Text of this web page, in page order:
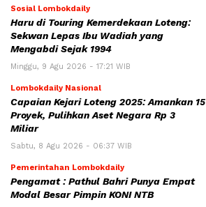
Sosial Lombokdaily
Haru di Touring Kemerdekaan Loteng:
Sekwan Lepas Ibu Wadiah yang
Mengabdi Sejak 1994
Minggu, 9 Agu 2026 - 17:21 WIB
Lombokdaily Nasional
Capaian Kejari Loteng 2025: Amankan 15
Proyek, Pulihkan Aset Negara Rp 3
Miliar
Sabtu, 8 Agu 2026 - 06:37 WIB
Pemerintahan Lombokdaily
Pengamat : Pathul Bahri Punya Empat
Modal Besar Pimpin KONI NTB